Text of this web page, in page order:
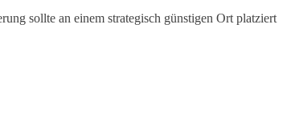
sollte an einem strategisch günstigen Ort platziert